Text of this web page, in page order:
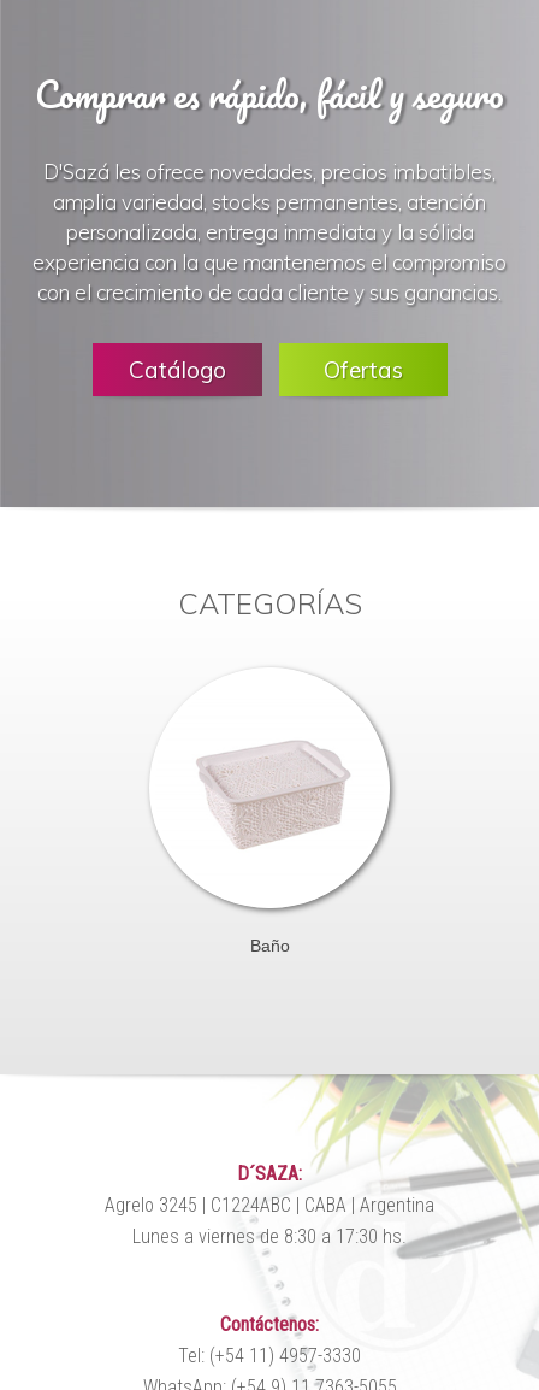
Comprar es rápido, fácil y seguro
D'Sazá les ofrece novedades, precios imbatibles,
amplia variedad, stocks permanentes, atención
personalizada, entrega inmediata y la sólida
experiencia con la que mantenemos el compromiso
con el crecimiento de cada cliente y sus ganancias.
Catálogo Ofertas
CATEGORÍAS
Baño
D´SAZA:
Agrelo 3245 | C1224ABC | CABA | Argentina
Lunes a viernes de 8:30 a 17:30 hs.
Contáctenos:
Tel: (+54 11) 4957-3330